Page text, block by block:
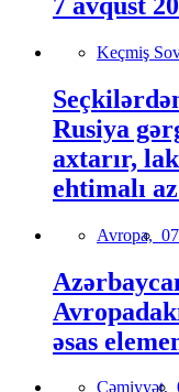
Keçmiş
Rusiya
axtarır,
ehtimalı
Avropa,
əsas
Cəmiyyət,